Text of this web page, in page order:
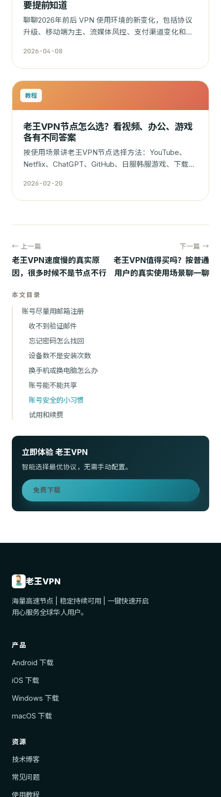
要提前知道
聊聊2026年前后 VPN 使用环境的新变化，包括协议
升级、移动端为主、流媒体风控、支付渠道变化和客
2026-04-08
教程
老王VPN节点怎么选？看视频、办公、游戏
各有不同答案
按使用场景讲老王VPN节点选择方法：YouTube、
Netflix、ChatGPT、GitHub、日服韩服游戏、下载和
2026-02-20
← 上一篇
老王VPN速度慢的真实原
因，很多时候不是节点不行
下一篇 →
老王VPN值得买吗？按普通
用户的真实使用场景聊一聊
本文目录
账号尽量用邮箱注册
收不到验证邮件
忘记密码怎么找回
设备数不是安装次数
换手机或换电脑怎么办
账号能不能共享
账号安全的小习惯
试用和续费
立即体验 老王VPN
智能选择最优协议，无需手动配置。
免费下载
老王VPN
海量高速节点 | 稳定持续可用 | 一键快速开启
用心服务全球华人用户。
产品
Android 下载
iOS 下载
Windows 下载
macOS 下载
资源
技术博客
常见问题
使用教程